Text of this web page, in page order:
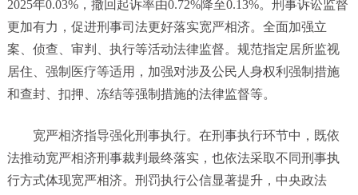
2025年0.03%，撤回起诉率由0.72%降至0.13%。刑事诉讼监督
更加有力，促进刑事司法更好落实宽严相济。全面加强立
案、侦查、审判、执行等活动法律监督。规范指定居所监视
居住、强制医疗等适用，加强对涉及公民人身权利强制措施
和查封、扣押、冻结等强制措施的法律监督等。
宽严相济指导强化刑事执行。在刑事执行环节中，既依
法推动宽严相济刑事裁判最终落实，也依法采取不同刑事执
行方式体现宽严相济。刑罚执行公信显著提升，中央政法